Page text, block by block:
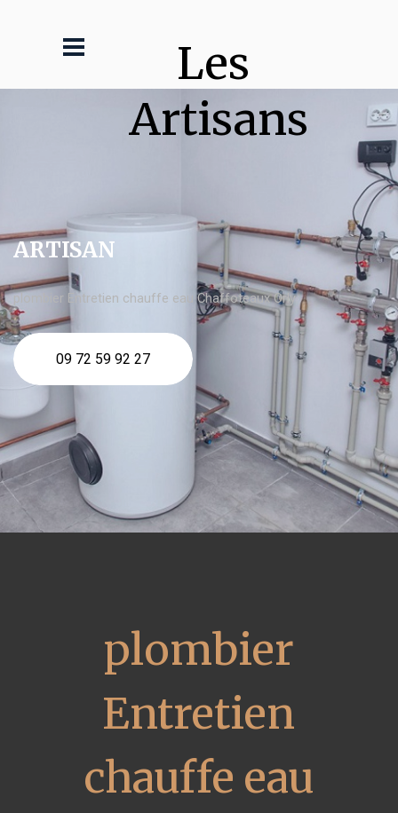
Les
Artisans
ARTISAN
plombier Entretien chauffe eau Chaffoteaux Orly
09 72 59 92 27
plombier
Entretien
chauffe eau